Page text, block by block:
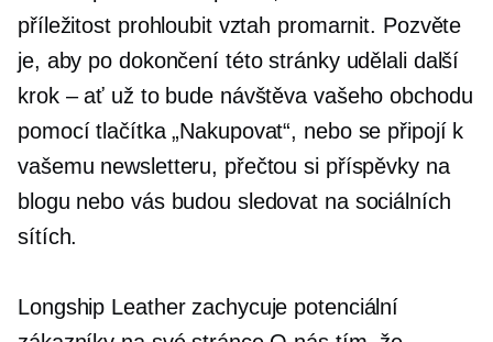
příležitost prohloubit vztah promarnit. Pozvěte
je, aby po dokončení této stránky udělali další
krok – ať už to bude návštěva vašeho obchodu
pomocí tlačítka „Nakupovat“, nebo se připojí k
vašemu newsletteru, přečtou si příspěvky na
blogu nebo vás budou sledovat na sociálních
sítích.
Longship Leather zachycuje potenciální